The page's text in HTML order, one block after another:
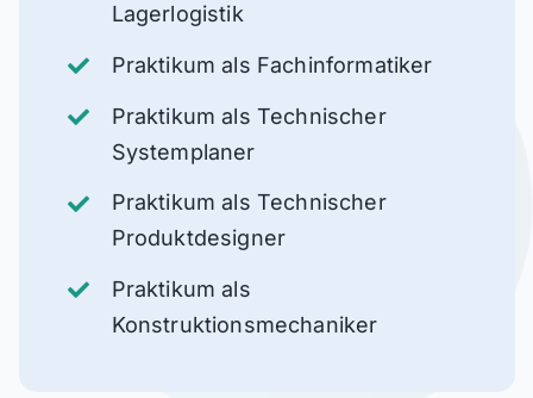
Lagerlogistik
Praktikum als Fachinformatiker
Praktikum als Technischer
Systemplaner
Praktikum als Technischer
Produktdesigner
Praktikum als
Konstruktionsmechaniker